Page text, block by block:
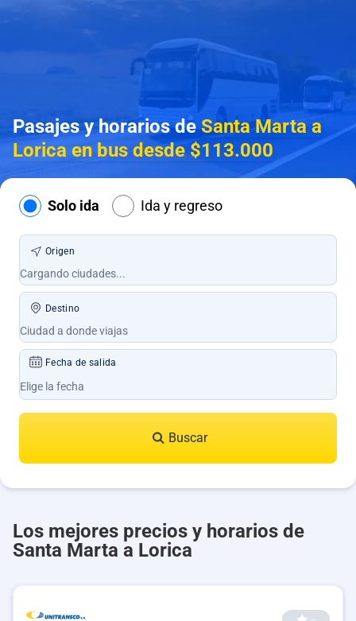
Pasajes y horarios deSanta Marta a
Lorica en bus desde $113.000
Solo ida Ida y regreso
Origen
Destino
Fecha de salida
Buscar
Los mejores precios y horarios de
Santa Marta a Lorica